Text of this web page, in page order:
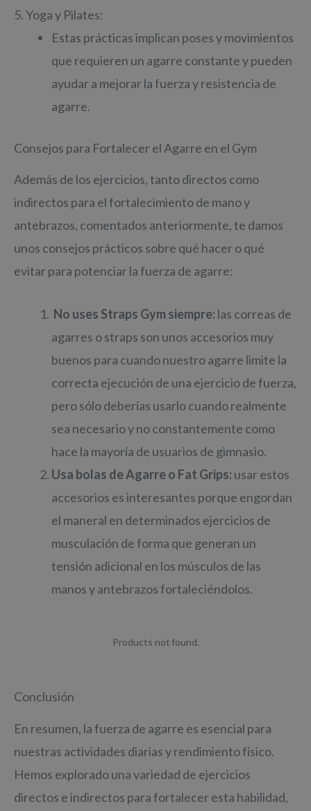
5. Yoga y Pilates:
Estas prácticas implican poses y movimientos
que requieren un agarre constante y pueden
ayudar a mejorar la fuerza y resistencia de
agarre.
Consejos para Fortalecer el Agarre en el Gym
Además de los ejercicios, tanto directos como
indirectos para el fortalecimiento de mano y
antebrazos, comentados anteriormente, te damos
unos consejos prácticos sobre qué hacer o qué
evitar para potenciar la fuerza de agarre:
No uses Straps Gym siempre: las correas de
agarres o straps son unos accesorios muy
buenos para cuando nuestro agarre limite la
correcta ejecución de una ejercicio de fuerza,
pero sólo deberías usarlo cuando realmente
sea necesario y no constantemente como
hace la mayoría de usuarios de gimnasio.
Usa bolas de Agarre o Fat Grips: usar estos
accesorios es interesantes porque engordan
el maneral en determinados ejercicios de
musculación de forma que generan un
tensión adicional en los músculos de las
manos y antebrazos fortaleciéndolos.
Products not found.
Conclusión
En resumen, la fuerza de agarre es esencial para
nuestras actividades diarias y rendimiento físico.
Hemos explorado una variedad de ejercicios
directos e indirectos para fortalecer esta habilidad,